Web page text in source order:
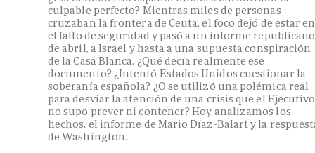
culpable perfecto? Mientras miles de personas
cruzaban la frontera de Ceuta, el foco dejó de estar en
el fallo de seguridad y pasó a un informe republicano
de abril, a Israel y hasta a una supuesta conspiración
de la Casa Blanca. ¿Qué decía realmente ese
documento? ¿Intentó Estados Unidos cuestionar la
soberanía española? ¿O se utilizó una polémica real
para desviar la atención de una crisis que el Ejecutivo
no supo prever ni contener? Hoy analizamos los
hechos, el informe de Mario Díaz-Balart y la
de Washington.